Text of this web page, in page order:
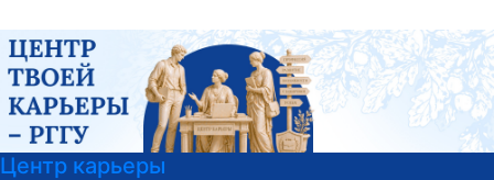
Подготовка к вступительным